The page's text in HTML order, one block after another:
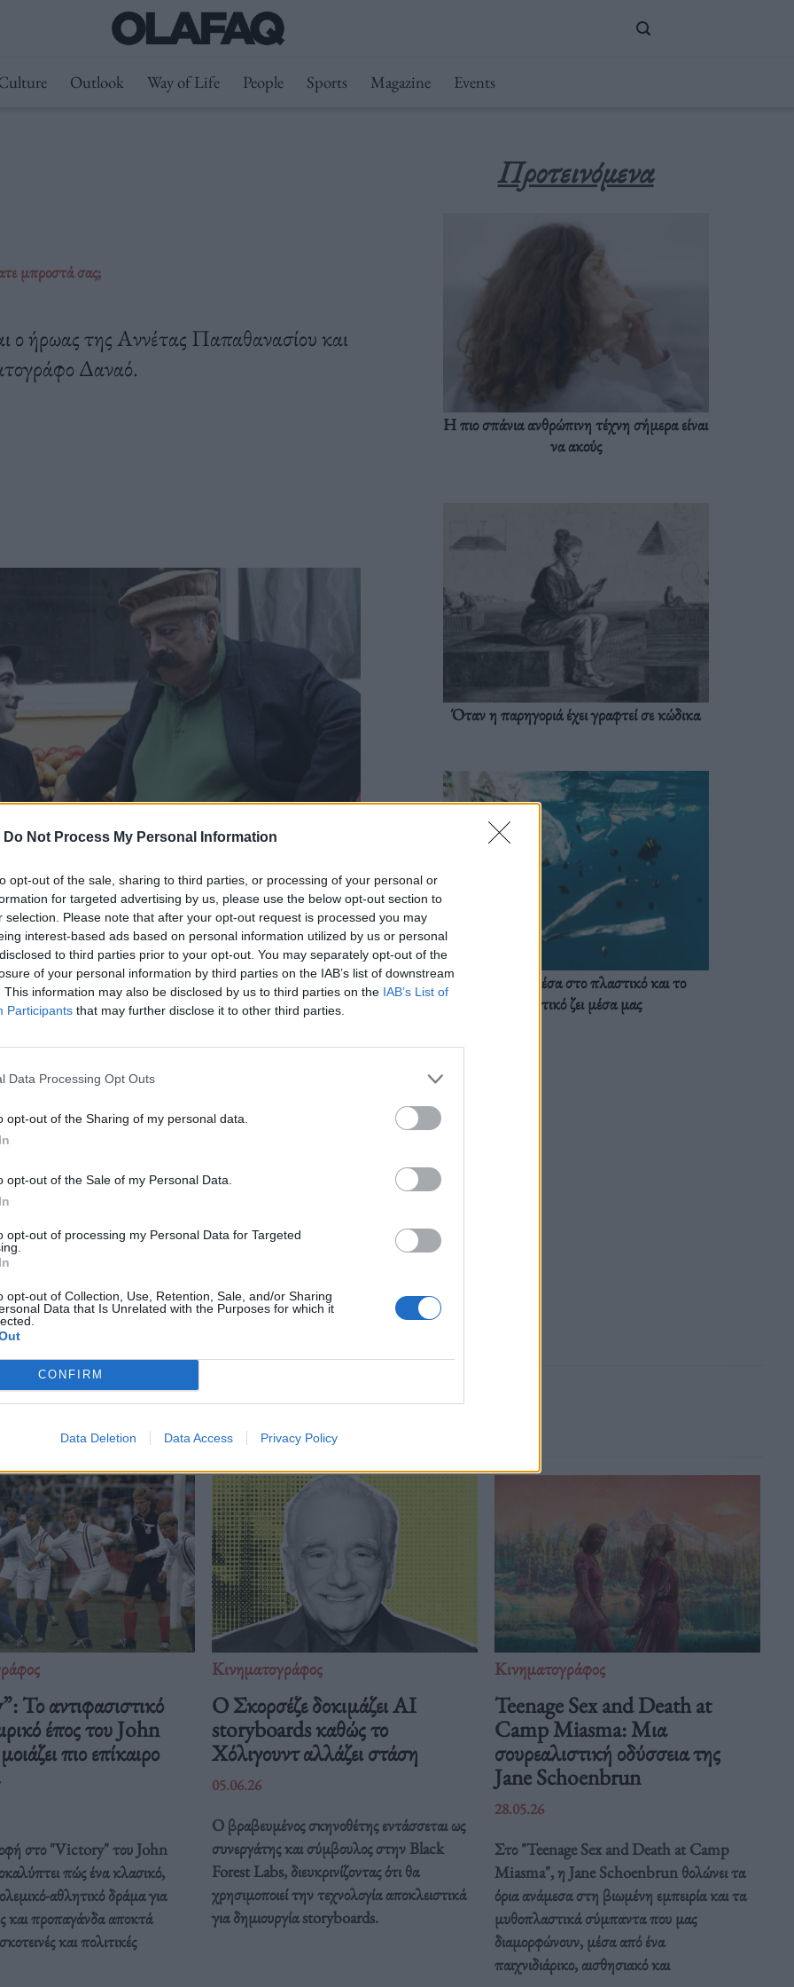
Do Not Process My Personal Information
opt-out of the sale, sharing to third parties, or processing of your personal or
for targeted advertising by us, please use the below opt-out section to
selection. Please note that after your opt-out request is processed you may
interest-based ads based on personal information utilized by us or personal
to third parties prior to your opt-out. You may separately opt-out of the
of your personal information by third parties on the IAB’s list of downstream
This information may also be disclosed by us to third parties on the IAB’s List of
Participants that may further disclose it to other third parties.
Data Processing Opt Outs
opt-out of the Sharing of my personal data.
opt-out of the Sale of my Personal Data.
opt-out of processing my Personal Data for Targeted
opt-out of Collection, Use, Retention, Sale, and/or Sharing
Data that Is Unrelated with the Purposes for which it
CONFIRM
Data Deletion Data Access Privacy Policy
Outlook Way of Life People Sports Magazine Events
μπροστά σας;
ο ήρωας της Αννέτας Παπαθανασίου και
Δαναό.
ο ήρωας της Αννέτας Παπαθανασίου
Δαναό.
→
,Γελώντας στο Αφγανιστάν ,Καρίμ,Τσάρλι Τσάπλιν
Προτεινόμενα
Η πιο σπάνια ανθρώπινη τέχνη σήμερα είναι
να ακούς
Όταν η παρηγοριά έχει γραφτεί σε κώδικα
Ζούμε ήδη μέσα στο πλαστικό και το
πλαστικό ζει μέσα μας
Δείτε επίσης
Το αντιφασιστικό
έπος του John
πιο επίκαιρο
στο "Victory" του John
πώς ένα κλασικό,
αθλητικό δράμα για
και προπαγάνδα αποκτά
και πολιτικές
Κινηματογράφος
Ο Σκορσέζε δοκιμάζει AI
storyboards καθώς το
Χόλιγουντ αλλάζει στάση
05.06.26
Ο βραβευμένος σκηνοθέτης εντάσσεται ως
συνεργάτης και σύμβουλος στην Black
Forest Labs, διευκρινίζοντας ότι θα
χρησιμοποιεί την τεχνολογία αποκλειστικά
για δημιουργία storyboards.
Κινηματογράφος
Teenage Sex and Death at
Camp Miasma: Μια
σουρεαλιστική οδύσσεια της
Jane Schoenbrun
28.05.26
Στο "Teenage Sex and Death at Camp
Miasma", η Jane Schoenbrun θολώνει τα
όρια ανάμεσα στη βιωμένη εμπειρία και τα
μυθοπλαστικά σύμπαντα που μας
διαμορφώνουν, μέσα από ένα
παιχνιδιάρικο, αισθησιακό και